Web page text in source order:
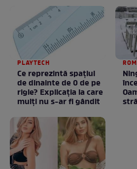
PLAYTECH
Ce reprezintă spaţiul
de dinainte de 0 de pe
rigle? Explicaţia la care
mulţi nu s-ar fi gândit